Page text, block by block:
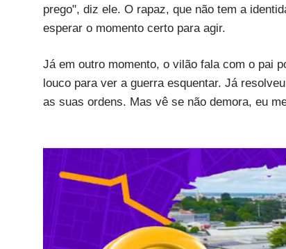
prego", diz ele. O rapaz, que não tem a
esperar o momento certo para agir.
Já em outro momento, o vilão fala com o pai
louco para ver a guerra esquentar. Já
as suas ordens. Mas vê se não demora, eu